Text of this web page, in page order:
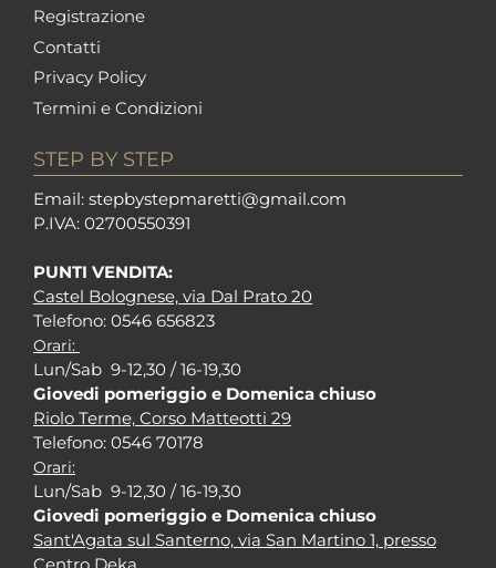
Registrazione
Contatti
Privacy Policy
Termini e Condizioni
STEP BY STEP
Email: stepbystepmaretti@gmail.com
P.IVA: 02700550391
PUNTI VENDITA:
Castel Bolognese, via Dal Prato 20
Telefono: 0546 656823
Orari:
Lun/Sab 9-12,30 / 16-19,30
Giovedi pomeriggio e Domenica chiuso
Riolo Terme, Corso Matteotti 29
Telefono: 0546 70178
Orari:
Lun/Sab 9-12,30 / 16-19,30
Giovedi pomeriggio e Domenica chiuso
Sant'Agata sul Santerno, via San Martino 1, presso